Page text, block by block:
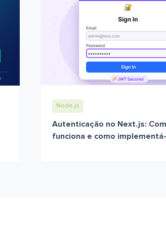
Node.js
Autenticação no Next.js:
funciona e como